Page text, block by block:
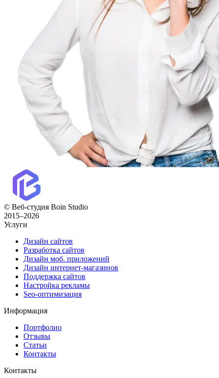
© Веб-студия Boin Studio
2015–2026
Услуги
Дизайн сайтов
Разработка сайтов
Дизайн моб. приложений
Дизайн интернет-магазинов
Поддержка сайтов
Настройка рекламы
Seo-оптимизация
Информация
Портфолио
Отзывы
Статьи
Контакты
Контакты